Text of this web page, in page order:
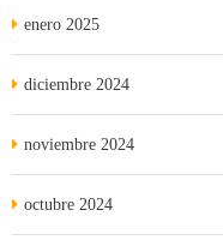
enero 2025
diciembre 2024
noviembre 2024
octubre 2024